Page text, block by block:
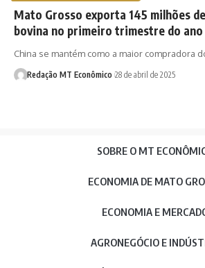
Mato Grosso exporta 145 milhões
bovina no primeiro trimestre do ano
China se mantém como a maior compradora
Redação MT Econômico 28 de abril de 2025
SOBRE O MT
ECONOMIA DE MATO
ECONOMIA E
AGRONEGÓCIO E